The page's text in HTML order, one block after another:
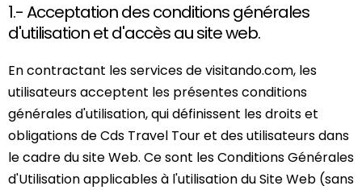
1.- Acceptation des conditions générales
d'utilisation et d'accès au site web.
En contractant les services de visitando.com, les
utilisateurs acceptent les présentes conditions
générales d'utilisation, qui définissent les droits et
obligations de Cds Travel Tour et des utilisateurs dans
le cadre du site Web. Ce sont les Conditions Générales
d'Utilisation applicables à l'utilisation du Site Web (sans